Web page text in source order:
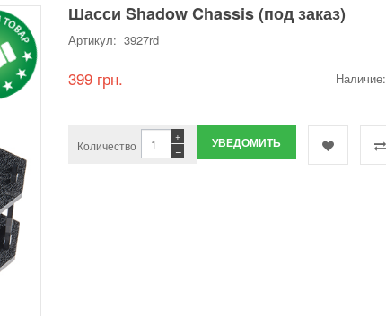
Шасси Shadow Chassis (под заказ)
Артикул: 3927rd
399 грн. Наличие:
Количество −
+ УВЕДОМИТЬ